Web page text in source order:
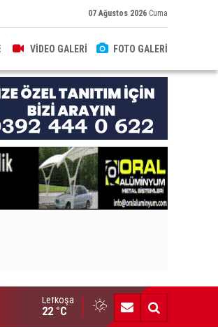
07 Ağustos 2026 Cuma
VİDEO GALERİ FOTO GALERİ
benzer bir felaketle karşı karşıya
Lefkoşa
22 °C